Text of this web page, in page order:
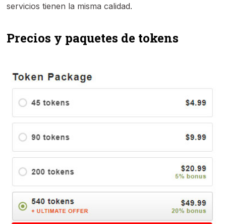
servicios tienen la misma calidad.
Precios y paquetes de tokens